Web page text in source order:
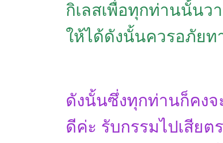
กิเลสเพื่อทุกท่านนั้นว
ให้ได้ดังนั้นควรอภัย
ดังนั้นซึ่งทุกท่านก็คงจ
ดีค่ะ รับกรรมไปเสียต